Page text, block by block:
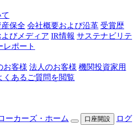
保全 会社概要および沿革 受賞歴
びメディア IR情報 サステナビリテ
レポート
お客様 法人のお客様 機関投資家用
くあるご質問を閲覧
ーカーズ・ホーム 口座開設
ログ